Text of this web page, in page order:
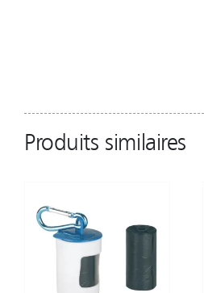
Produits similaires